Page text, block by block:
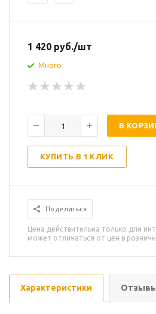
1 420 руб./шт
Много
В
КУПИТЬ В 1 КЛИК
Поделиться
Цена действительна только для
может отличаться от цен в
Характеристики